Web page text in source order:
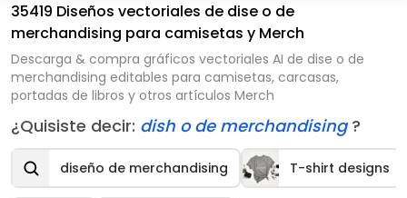
35419 Diseños vectoriales de dise o de
merchandising para camisetas y Merch
Descarga & compra gráficos vectoriales AI de dise o de
merchandising editables para camisetas, carcasas,
portadas de libros y otros artículos Merch
¿Quisiste decir: dish o de merchandising?
diseño de merchandising T-shirt designs